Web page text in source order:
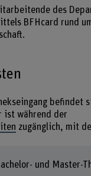
des
BFHcard rund
befindet
ist während der
zugänglich, mit
und Master-